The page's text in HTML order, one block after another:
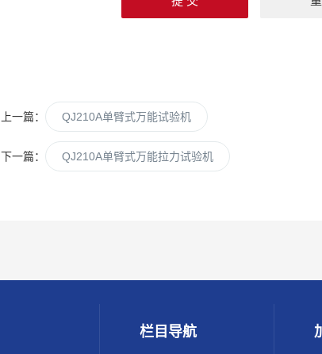
上一篇： QJ210A单臂式万能试验机
下一篇： QJ210A单臂式万能拉力试验机
栏目导航